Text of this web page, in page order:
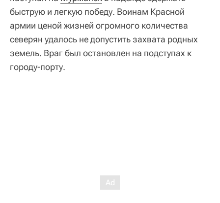
быструю и легкую победу. Воинам Красной
армии ценой жизней огромного количества
северян удалось не допустить захвата родных
земель. Враг был остановлен на подступах к
городу-порту.